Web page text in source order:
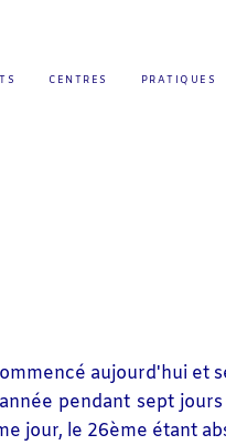
CENTRES PRATIQUES
aujourd'hui et
pendant sept
jour, le 26ème étant